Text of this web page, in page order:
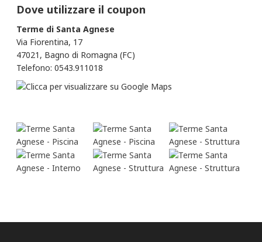
Dove utilizzare il coupon
Terme di Santa Agnese
Via Fiorentina, 17
47021, Bagno di Romagna (FC)
Telefono: 0543.911018